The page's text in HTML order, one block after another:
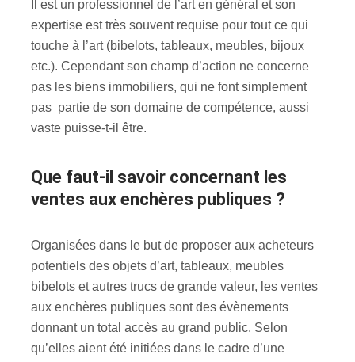
Il est un professionnel de l’art en général et son
expertise est très souvent requise pour tout ce qui
touche à l’art (bibelots, tableaux, meubles, bijoux
etc.). Cependant son champ d’action ne concerne
pas les biens immobiliers, qui ne font simplement
pas partie de son domaine de compétence, aussi
vaste puisse-t-il être.
Que faut-il savoir concernant les
ventes aux enchères publiques ?
Organisées dans le but de proposer aux acheteurs
potentiels des objets d’art, tableaux, meubles
bibelots et autres trucs de grande valeur, les ventes
aux enchères publiques sont des évènements
donnant un total accès au grand public. Selon
qu’elles aient été initiées dans le cadre d’une